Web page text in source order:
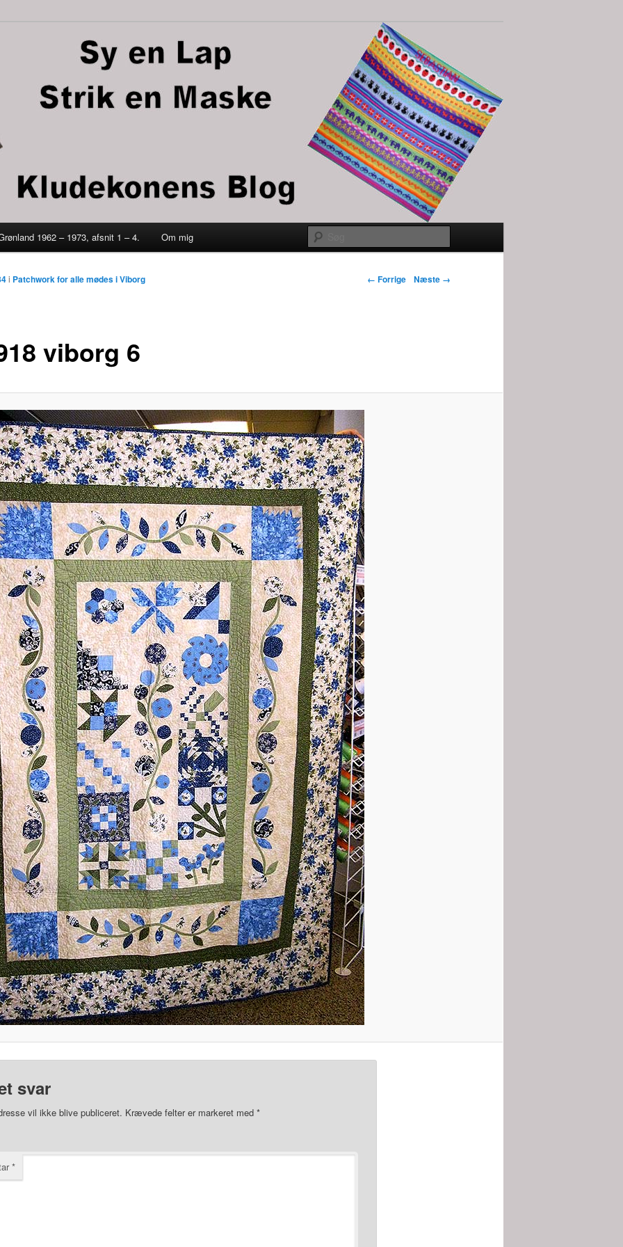
en maske
1962 – 1973, afsnit 1 – 4. Om mig
Billednavigation
← Forrige Næste →
viborg 6
i Patchwork for alle mødes i Viborg
svar
vil ikke blive publiceret. Krævede felter er markeret med *
*